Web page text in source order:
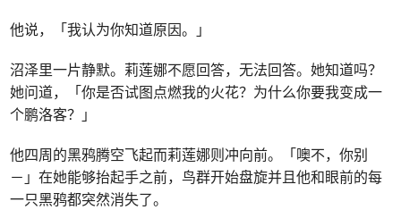
他说，「我认为你知道原因。」
沼泽里一片静默。莉莲娜不愿回答，无法回答。她知道吗？
她问道，「你是否试图点燃我的火花？为什么你要我变成一
个鹏洛客？」
他四周的黑鸦腾空飞起而莉莲娜则冲向前。「噢不，你别
－」在她能够抬起手之前，鸟群开始盘旋并且他和眼前的每
一只黑鸦都突然消失了。